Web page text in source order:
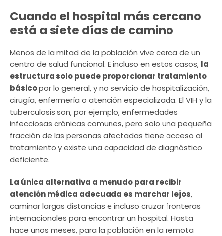
Cuando el hospital más cercano
está a siete días de camino
Menos de la mitad de la población vive cerca de un
centro de salud funcional. E incluso en estos casos, la
estructura solo puede proporcionar tratamiento
básicopor lo general, y no servicio de hospitalización,
cirugía, enfermería o atención especializada. El VIH y la
tuberculosis son, por ejemplo, enfermedades
infecciosas crónicas comunes, pero solo una pequeña
fracción de las personas afectadas tiene acceso al
tratamiento y existe una capacidad de diagnóstico
deficiente.
La única alternativa a menudo para recibir
atención médica adecuada es marchar lejos,
caminar largas distancias e incluso cruzar fronteras
internacionales para encontrar un hospital. Hasta
hace unos meses, para la población en la remota